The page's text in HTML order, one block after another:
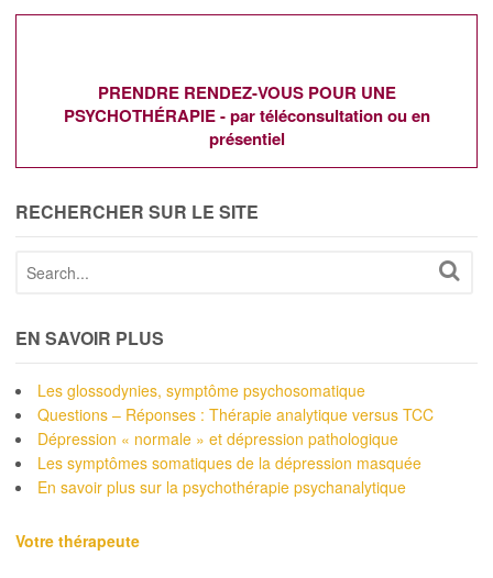
PRENDRE RENDEZ-VOUS POUR UNE
PSYCHOTHÉRAPIE - par téléconsultation ou en
présentiel
RECHERCHER SUR LE SITE
EN SAVOIR PLUS
Les glossodynies, symptôme psychosomatique
Questions – Réponses : Thérapie analytique versus TCC
Dépression « normale » et dépression pathologique
Les symptômes somatiques de la dépression masquée
En savoir plus sur la psychothérapie psychanalytique
Votre thérapeute